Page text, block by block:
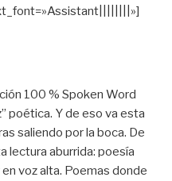
100 % Spoken Word
poética. Y de eso va esta
saliendo por la boca. De
lectura aburrida: poesía
voz alta. Poemas donde